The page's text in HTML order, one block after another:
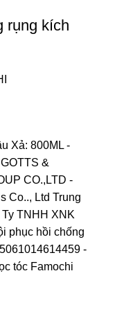
rụng kích
Xả: 800ML -
&
CO.,LTD -
Co.., Ltd Trung
TNHH XNK
phục hồi chống
-
tóc Famochi